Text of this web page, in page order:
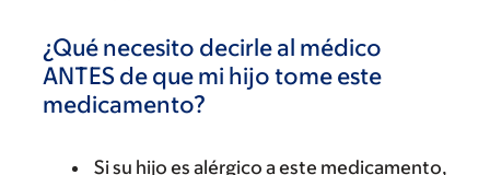
¿Qué necesito decirle al médico
ANTES de que mi hijo tome este
medicamento?
Si su hijo es alérgico a este medicamento,